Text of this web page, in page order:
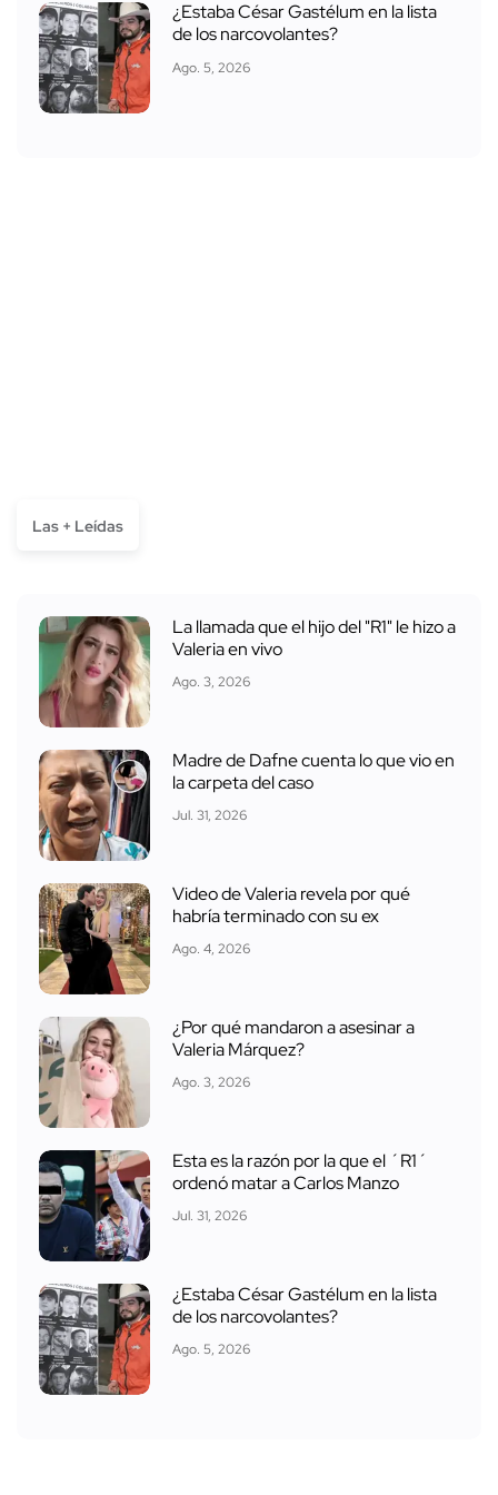
¿Estaba César Gastélum en la lista
de los narcovolantes?
Ago. 5, 2026
Las + Leídas
La llamada que el hijo del "R1" le hizo a
Valeria en vivo
Ago. 3, 2026
Madre de Dafne cuenta lo que vio en
la carpeta del caso
Jul. 31, 2026
Video de Valeria revela por qué
habría terminado con su ex
Ago. 4, 2026
¿Por qué mandaron a asesinar a
Valeria Márquez?
Ago. 3, 2026
Esta es la razón por la que el ´R1´
ordenó matar a Carlos Manzo
Jul. 31, 2026
¿Estaba César Gastélum en la lista
de los narcovolantes?
Ago. 5, 2026